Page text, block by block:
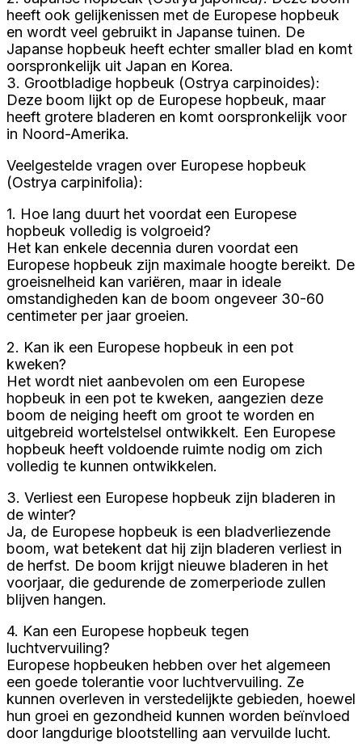
heeft ook gelijkenissen met de Europese hopbeuk
en wordt veel gebruikt in Japanse tuinen. De
Japanse hopbeuk heeft echter smaller blad en komt
oorspronkelijk uit Japan en Korea.
3. Grootbladige hopbeuk (Ostrya carpinoides):
Deze boom lijkt op de Europese hopbeuk, maar
heeft grotere bladeren en komt oorspronkelijk voor
in Noord-Amerika.
Veelgestelde vragen over Europese hopbeuk
(Ostrya carpinifolia):
1. Hoe lang duurt het voordat een Europese
hopbeuk volledig is volgroeid?
Het kan enkele decennia duren voordat een
Europese hopbeuk zijn maximale hoogte bereikt. De
groeisnelheid kan variëren, maar in ideale
omstandigheden kan de boom ongeveer 30-60
centimeter per jaar groeien.
2. Kan ik een Europese hopbeuk in een pot
kweken?
Het wordt niet aanbevolen om een Europese
hopbeuk in een pot te kweken, aangezien deze
boom de neiging heeft om groot te worden en
uitgebreid wortelstelsel ontwikkelt. Een Europese
hopbeuk heeft voldoende ruimte nodig om zich
volledig te kunnen ontwikkelen.
3. Verliest een Europese hopbeuk zijn bladeren in
de winter?
Ja, de Europese hopbeuk is een bladverliezende
boom, wat betekent dat hij zijn bladeren verliest in
de herfst. De boom krijgt nieuwe bladeren in het
voorjaar, die gedurende de zomerperiode zullen
blijven hangen.
4. Kan een Europese hopbeuk tegen
luchtvervuiling?
Europese hopbeuken hebben over het algemeen
een goede tolerantie voor luchtvervuiling. Ze
kunnen overleven in verstedelijkte gebieden, hoewel
hun groei en gezondheid kunnen worden beïnvloed
door langdurige blootstelling aan vervuilde lucht.